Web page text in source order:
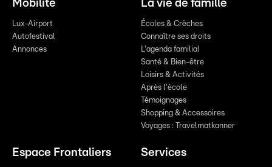
Mobilité
Lux-Airport
Autofestival
Annonces
La vie de famille
Écoles & Crèches
Connaître ses droits
L'agenda familial
Santé & Bien-être
Loisirs & Activités
Après l'école
Témoignages
Shopping & Accessoires
Voyages : Travelmatkanner
Espace Frontaliers Services